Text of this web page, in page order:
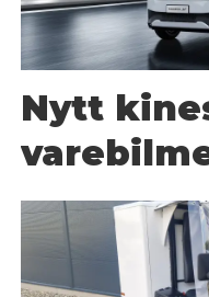
Nytt